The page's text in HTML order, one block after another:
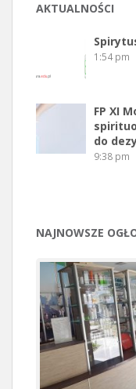
AKTUALNOŚCI
1:54 pm
FP XI
do
9:38 pm
NAJNOWSZE